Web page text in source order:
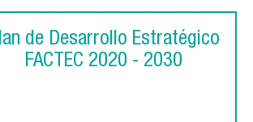
de Desarrollo Estratégico
FACTEC 2020 - 2030